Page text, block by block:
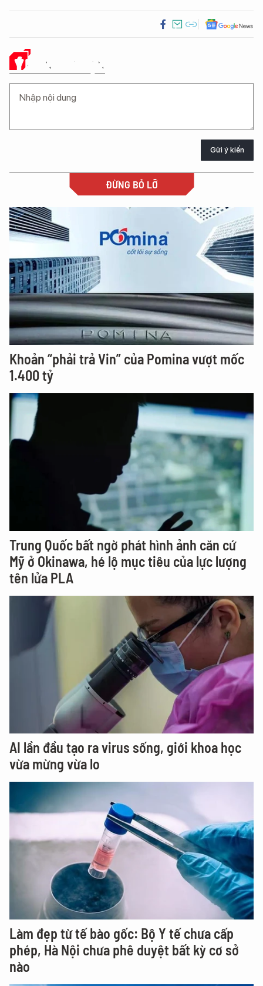
Ý KIẾN CỦA BẠN
Gửi ý kiến
ĐỪNG BỎ LỠ
Khoản “phải trả Vin” của Pomina vượt mốc
1.400 tỷ
Trung Quốc bất ngờ phát hình ảnh căn cứ
Mỹ ở Okinawa, hé lộ mục tiêu của lực lượng
tên lửa PLA
AI lần đầu tạo ra virus sống, giới khoa học
vừa mừng vừa lo
Làm đẹp từ tế bào gốc: Bộ Y tế chưa cấp
phép, Hà Nội chưa phê duyệt bất kỳ cơ sở
nào